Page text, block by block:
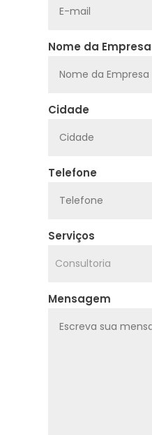
Nome da Empresa
Cidade
Telefone
Serviços
Mensagem